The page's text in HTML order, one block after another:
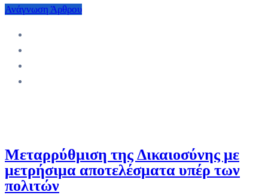
Ανάγνωση Άρθρου
Μεταρρύθμιση της Δικαιοσύνης με
μετρήσιμα αποτελέσματα υπέρ των
πολιτών